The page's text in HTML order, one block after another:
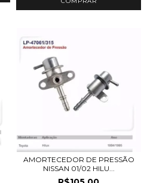
AMORTECEDOR DE PRESSÃO
NISSAN 01/02 HILU...